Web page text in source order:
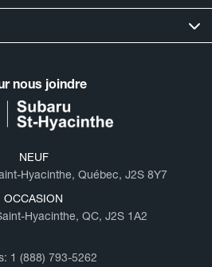
nous joindre
NEUF
Hyacinthe, Québec, J2S 8Y7
OCCASION
Hyacinthe, QC, J2S 1A2
1 (888) 793-5262